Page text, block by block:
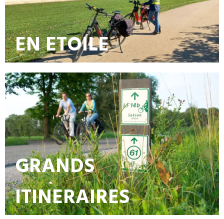
EN ETOILE
GRANDS
ITINERAIRES